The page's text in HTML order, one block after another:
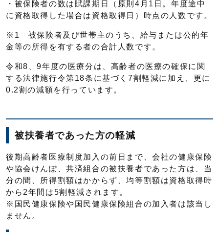
・被保険者の数は賦課期日（原則4月1日。年度途中
に資格取得した場合は資格取得日）時点の人数です。
※1 被保険者及び世帯主のうち、給与または公的年
金等の所得を有する者の合計人数です。
令和8、9年度の医療分は、高齢者の医療の確保に関
する法律施行令第18条に基づく7割軽減に加え、更に
0.2割の減額を行っています。
被扶養者であった方の軽減
後期高齢者医療制度加入の前日まで、会社の健康保険
や協会けんぽ、共済組合の被扶養者であった方は、当
分の間、所得割額はかからず、均等割額は資格取得時
から2年間は5割軽減されます。
※国民健康保険や国民健康保険組合の加入者は該当し
ません。